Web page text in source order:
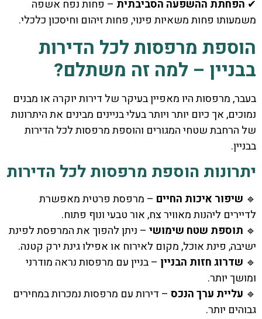
✔ הפחתת ההשפעה הסביבתית – פחות נפח אשפה
משמעותו פחות משאיות פינוי, פחות זיהום וחיסכון כלכלי.
הוספת מרפסות לכל הדירות
בבניין – למה זה משתלם?
בעבר, מרפסות היו מאפיין בעיקר של דירות יוקרה או מבנים
נמוכים, אך כיום יותר ויותר בעלי בניינים מבינים את היתרונות
של הרחבת שטחי המגורים והוספת מרפסות לכל הדירות
בבניין.
יתרונות הוספת מרפסות לכל הדירות
🔹 שיפור איכות החיים – מרפסת פרטית מאפשרת
לדיירים ליהנות מאוויר צח, אור טבעי ונוף פתוח.
🔹 תוספת שטח שימושי – ניתן להפוך את המרפסת לפינת
ישיבה, פינת אוכל, מקום לאירוח או אפילו גינת ירק קטנה.
🔹 שדרוג חזות הבניין – בניין עם מרפסות נראה מודרני
ומושך יותר.
🔹 עליית ערך הנכס – דירות עם מרפסות נמכרות במחירים
גבוהים יותר.